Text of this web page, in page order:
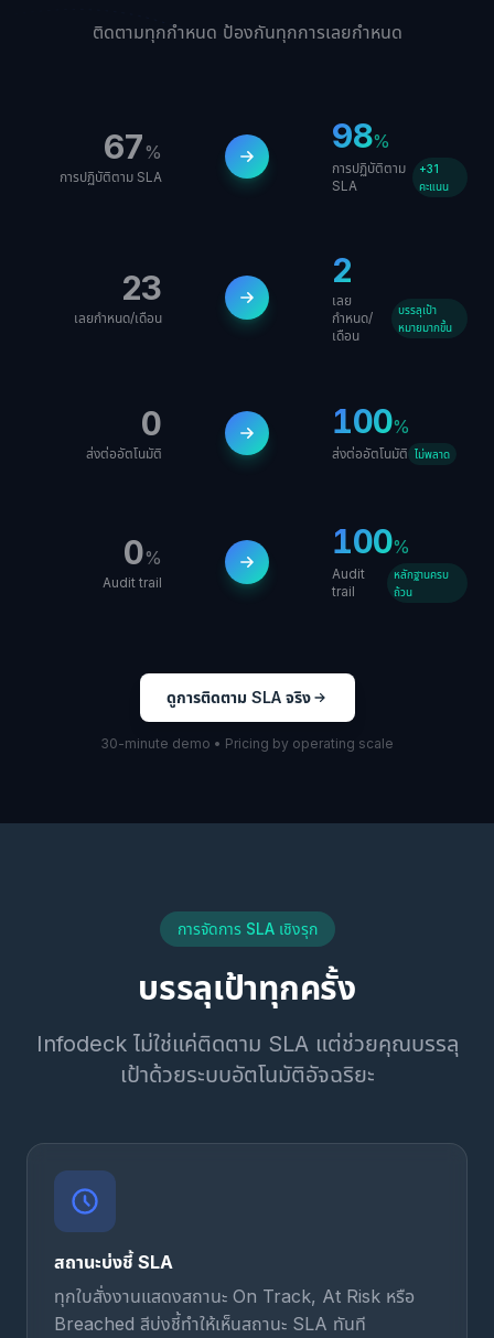
ติดตามทุกกำหนด ป้องกันทุกการเลยกำหนด
67%
การปฏิบัติตาม SLA
98%
การปฏิบัติตาม
SLA
+31
คะแนน
23
เลยกำหนด/เดือน
2
เลย
กำหนด/
เดือน
บรรลุเป้า
หมายมากขึ้น
0
ส่งต่ออัตโนมัติ
100%
ส่งต่ออัตโนมัติ ไม่พลาด
0%
Audit trail
100%
Audit
trail
หลักฐานครบ
ถ้วน
ดูการติดตาม SLA จริง
30-minute demo • Pricing by operating scale
การจัดการ SLA เชิงรุก
บรรลุเป้าทุกครั้ง
Infodeck ไม่ใช่แค่ติดตาม SLA แต่ช่วยคุณบรรลุ
เป้าด้วยระบบอัตโนมัติอัจฉริยะ
สถานะบ่งชี้ SLA
ทุกใบสั่งงานแสดงสถานะ On Track, At Risk หรือ
Breached สีบ่งชี้ทำให้เห็นสถานะ SLA ทันที